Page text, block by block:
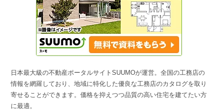
日本最大級の不動産ポータルサイトSUUMOが運営。全国の工務店の
情報を網羅しており、地域に特化した優良な工務店のカタログを取り
寄せることができます。価格を抑えつつ品質の高い住宅を建てたい方
に最適。